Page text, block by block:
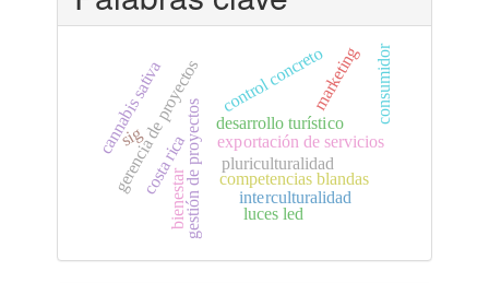
competencias blandas
gestión de proyectos
gerencia de proyectos
bienestar
exportación de servicios
desarrollo turístico
costa rica pluriculturalidad
interculturalidad
control concreto
luces led
sig
cannabis sativa consumidor
marketing